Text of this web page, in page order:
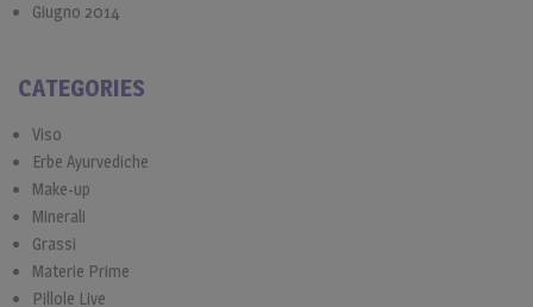
Giugno 2014
CATEGORIES
Viso
Erbe Ayurvediche
Make-up
Minerali
Grassi
Materie Prime
Pillole Live